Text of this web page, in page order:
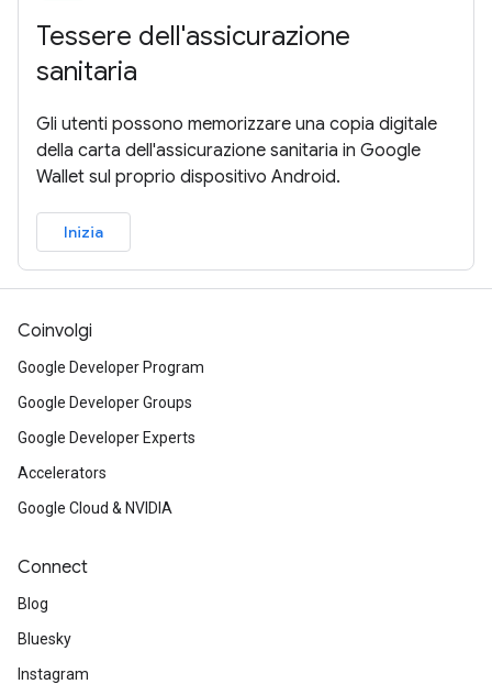
Tessere dell'assicurazione
sanitaria
Gli utenti possono memorizzare una copia digitale
della carta dell'assicurazione sanitaria in Google
Wallet sul proprio dispositivo Android.
Inizia
Coinvolgi
Google Developer Program
Google Developer Groups
Google Developer Experts
Accelerators
Google Cloud & NVIDIA
Connect
Blog
Bluesky
Instagram